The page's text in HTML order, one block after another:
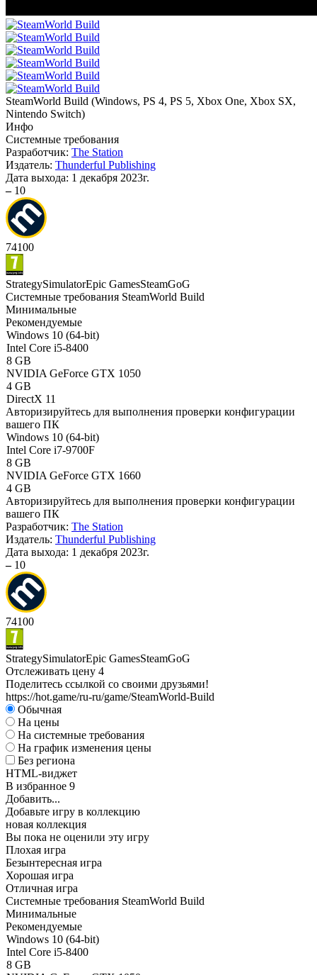
SteamWorld Build (Windows, PS 4, PS 5, Xbox One, Xbox SX,
Nintendo Switch)
Инфо
Системные требования
Разработчик: The Station
Издатель: Thunderful Publishing
Дата выхода: 1 декабря 2023г.
– 10
74100
StrategySimulatorEpic GamesSteamGoG
Системные требования SteamWorld Build
Минимальные
Рекомендуемые
Windows 10 (64-bit)
Intel Core i5-8400
8 GB
NVIDIA GeForce GTX 1050
4 GB
DirectX 11
Авторизируйтесь для выполнения проверки конфигурации
вашего ПК
Windows 10 (64-bit)
Intel Core i7-9700F
8 GB
NVIDIA GeForce GTX 1660
4 GB
Авторизируйтесь для выполнения проверки конфигурации
вашего ПК
Разработчик: The Station
Издатель: Thunderful Publishing
Дата выхода: 1 декабря 2023г.
– 10
74100
StrategySimulatorEpic GamesSteamGoG
Отслеживать цену 4
Поделитесь ссылкой со своими друзьями!
https://hot.game/ru-ru/game/SteamWorld-Build
Обычная
На цены
На системные требования
На график изменения цены
Без региона
HTML-виджет
В избранное 9
Добавить...
Добавьте игру в коллекцию
новая коллекция
Вы пока не оценили эту игру
Плохая игра
Безынтересная игра
Хорошая игра
Отличная игра
Системные требования SteamWorld Build
Минимальные
Рекомендуемые
Windows 10 (64-bit)
Intel Core i5-8400
8 GB